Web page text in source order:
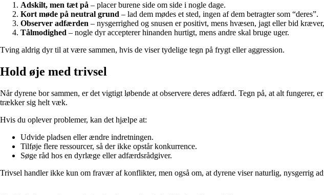
Adskilt, men tæt på – placer burene side om side i nogle dage.
Kort møde på neutral grund – lad dem mødes et sted, ingen af dem betragter som “deres”.
Observer adfærden – nysgerrighed og snusen er positivt, mens hvæsen, jagt eller bid
Tålmodighed – nogle dyr accepterer hinanden hurtigt, mens andre skal bruge uger.
Tving aldrig dyr til at være sammen, hvis de viser tydelige tegn på frygt eller aggression.
Hold øje med trivsel
Når dyrene bor sammen, er det vigtigt løbende at observere deres adfærd. Tegn på, at alt
trækker sig helt væk.
Hvis du oplever problemer, kan det hjælpe at:
Udvide pladsen eller ændre indretningen.
Tilføje flere ressourcer, så der ikke opstår konkurrence.
Søge råd hos en dyrlæge eller adfærdsrådgiver.
Trivsel handler ikke kun om fravær af konflikter, men også om, at dyrene viser naturlig, nysgerrig